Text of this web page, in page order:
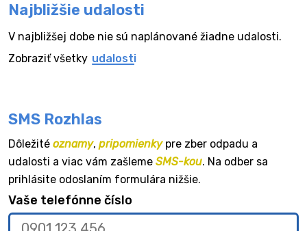
Najbližšie udalosti
V najbližšej dobe nie sú naplánované žiadne udalosti.
Zobraziť všetky udalosti
SMS Rozhlas
Dôležité oznamy, pripomienkypre zber odpadu a
udalosti a viac vám zašleme SMS-kou. Na odber sa
prihlásite odoslaním formulára nižšie.
Vaše telefónne číslo